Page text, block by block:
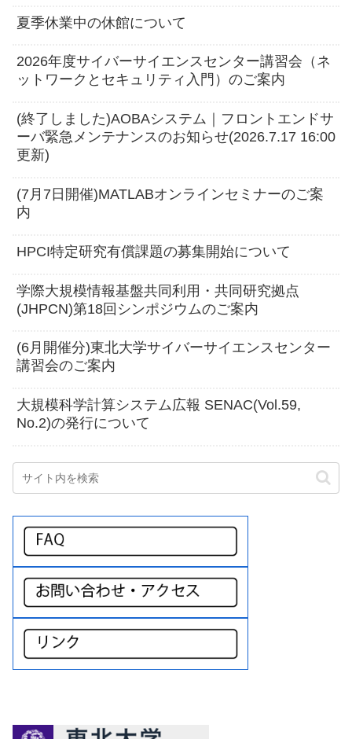
夏季休業中の休館について
2026年度サイバーサイエンスセンター講習会（ネ
ットワークとセキュリティ入門）のご案内
(終了しました)AOBAシステム｜フロントエンドサ
ーバ緊急メンテナンスのお知らせ(2026.7.17 16:00
更新)
(7月7日開催)MATLABオンラインセミナーのご案
内
HPCI特定研究有償課題の募集開始について
学際大規模情報基盤共同利用・共同研究拠点
(JHPCN)第18回シンポジウムのご案内
(6月開催分)東北大学サイバーサイエンスセンター
講習会のご案内
大規模科学計算システム広報 SENAC(Vol.59,
No.2)の発行について